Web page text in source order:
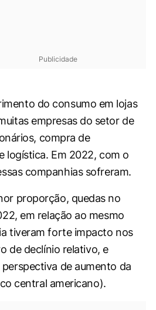
Publicidade
do consumo em lojas
empresas do setor de
compra de
logística. Em 2022, com o
companhias sofreram.
proporção, quedas no
em relação ao mesmo
tiveram forte impacto nos
de declínio relativo, e
de aumento da
central americano).